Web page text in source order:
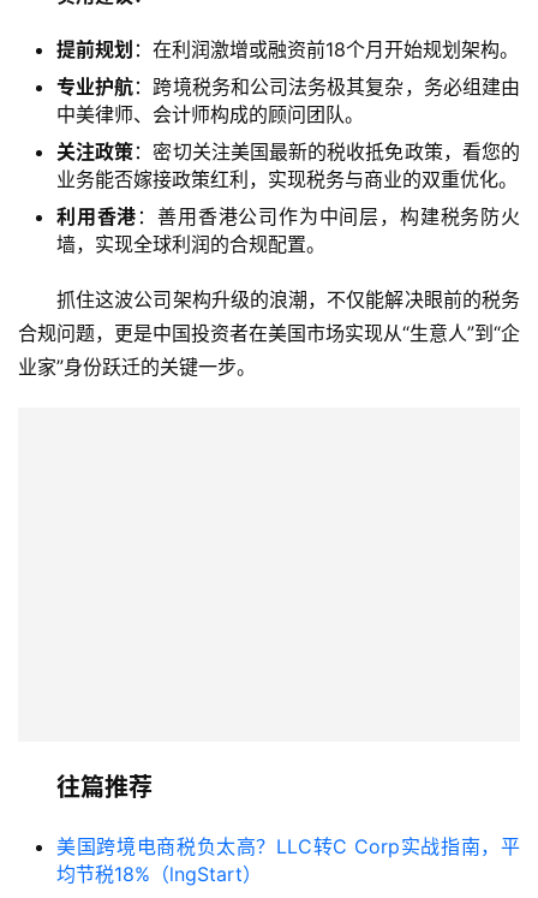
提前规划 ：在利润激增或融资前18个月开始规划架构。
专业护航：跨境税务和公司法务极其复杂，务必组建由
中美律师、会计师构成的顾问团队。
关注政策：密切关注美国最新的税收抵免政策，看您的
业务能否嫁接政策红利，实现税务与商业的双重优化。
利用香港 ：善用香港公司作为中间层，构建税务防火
墙，实现全球利润的合规配置。
抓住这波公司架构升级的浪潮，不仅能解决眼前的税务
合规问题，更是中国投资者在美国市场实现从“生意人”到“企
业家”身份跃迁的关键一步。
往篇推荐
美国跨境电商税负太高？LLC转C Corp实战指南，平
均节税18%（lngStart）